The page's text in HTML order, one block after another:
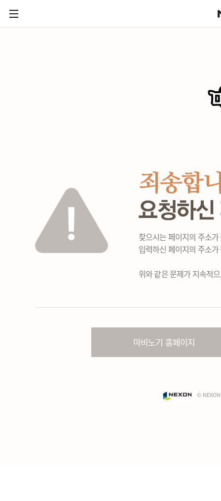
찾으시는 페이지의 주소
입력하신 페이지의 주소
위와 같은 문제가 지속적
마비노기 홈페이지
©